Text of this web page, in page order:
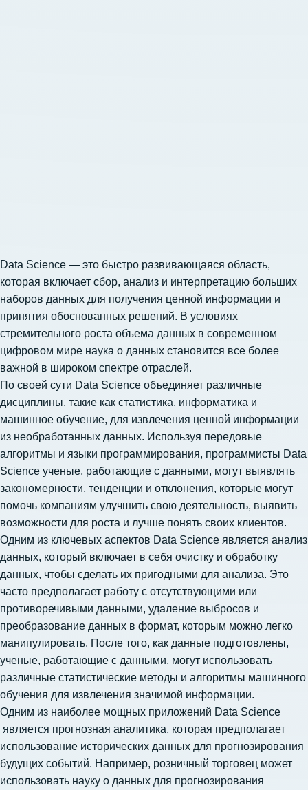
Data Science — это быстро развивающаяся область,
которая включает сбор, анализ и интерпретацию больших
наборов данных для получения ценной информации и
принятия обоснованных решений. В условиях
стремительного роста объема данных в современном
цифровом мире наука о данных становится все более
важной в широком спектре отраслей.
По своей сути Data Science объединяет различные
дисциплины, такие как статистика, информатика и
машинное обучение, для извлечения ценной информации
из необработанных данных. Используя передовые
алгоритмы и языки программирования, программисты Data
Science ученые, работающие с данными, могут выявлять
закономерности, тенденции и отклонения, которые могут
помочь компаниям улучшить свою деятельность, выявить
возможности для роста и лучше понять своих клиентов.
Одним из ключевых аспектов Data Science является анализ
данных, который включает в себя очистку и обработку
данных, чтобы сделать их пригодными для анализа. Это
часто предполагает работу с отсутствующими или
противоречивыми данными, удаление выбросов и
преобразование данных в формат, которым можно легко
манипулировать. После того, как данные подготовлены,
ученые, работающие с данными, могут использовать
различные статистические методы и алгоритмы машинного
обучения для извлечения значимой информации.
Одним из наиболее мощных приложений Data Science
является прогнозная аналитика, которая предполагает
использование исторических данных для прогнозирования
будущих событий. Например, розничный торговец может
использовать науку о данных для прогнозирования